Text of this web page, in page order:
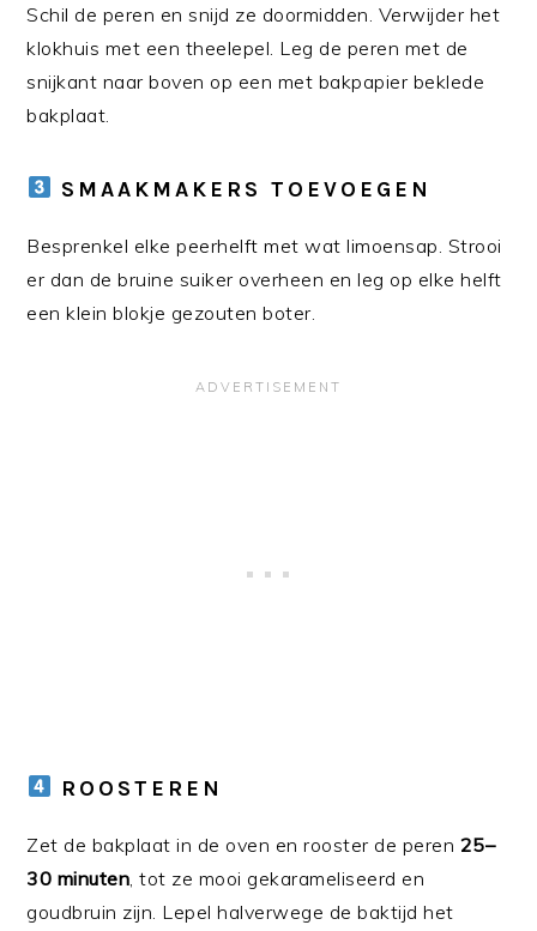
Schil de peren en snijd ze doormidden. Verwijder het
klokhuis met een theelepel. Leg de peren met de
snijkant naar boven op een met bakpapier beklede
bakplaat.
SMAAKMAKERS TOEVOEGEN
Besprenkel elke peerhelft met wat limoensap. Strooi
er dan de bruine suiker overheen en leg op elke helft
een klein blokje gezouten boter.
ROOSTEREN
Zet de bakplaat in de oven en rooster de peren 25–
30 minuten , tot ze mooi gekarameliseerd en
goudbruin zijn. Lepel halverwege de baktijd het